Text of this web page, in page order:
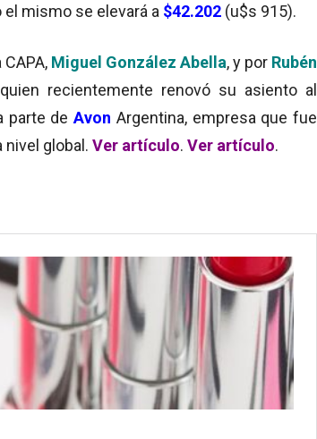
el mismo se elevará a $42.202 (u$s 915).
Miguel González Abella, y por Rubén
recientemente renovó su asiento al
parte de Avon Argentina, empresa que fue
nivel global. Ver artículo. Ver artículo.